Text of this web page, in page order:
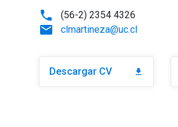
phone (56-2) 2354 4326
email clmartineza@uc.cl
Descargar CV download